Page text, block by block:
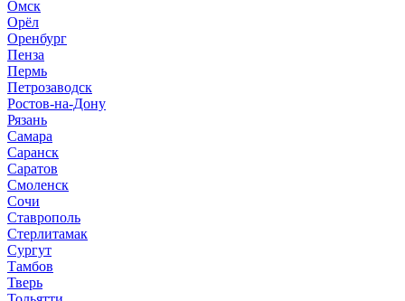
Омск
Орёл
Оренбург
Пенза
Пермь
Петрозаводск
Ростов-на-Дону
Рязань
Самара
Саранск
Саратов
Смоленск
Сочи
Ставрополь
Стерлитамак
Сургут
Тамбов
Тверь